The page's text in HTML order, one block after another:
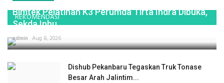
REKOMENDASI
Bimtek Pelatihan K3 Perumda Tirta Indra Dibuka,
Sekda Inhu...
admin Aug 8, 2026
Dishub Pekanbaru Tegaskan Truk Tonase
Besar Arah Jalintim...